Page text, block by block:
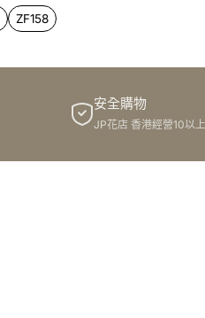
ZF158
安全購物
JP花店 香港經營10以